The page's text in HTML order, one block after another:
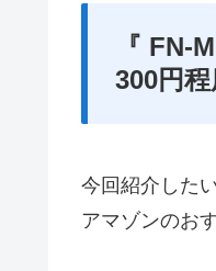
『
300円
今回紹介した
アマゾンのお